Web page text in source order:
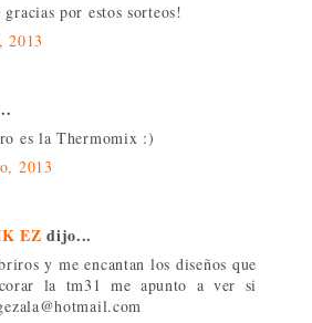
gracias por estos sorteos!
2013
es la Thermomix :)
2013
EZ dijo...
y me encantan los diseños que
la tm31 me apunto a ver si